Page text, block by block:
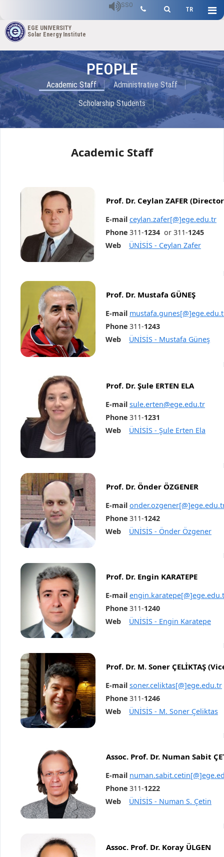
TR
SSO
EGE UNIVERSITY
Solar Energy Institute
PEOPLE
Academic Staff
Administrative Staff
Scholarship Students
Academic Staff
Prof. Dr. Ceylan ZAFER
E-mail ceylan.zafer[@]ege.edu.tr
Phone 311-1234 or 311-1245
Web ÜNİSİS - Ceylan Zafer
Prof. Dr. Mustafa GÜNEŞ
E-mail
Phone 311-1243
Web ÜNİSİS - Mustafa Güneş
Prof. Dr. Şule ERTEN ELA
E-mail sule.erten@ege.edu.tr
Phone 311-1231
Web ÜNİSİS - Şule Erten Ela
Prof. Dr. Önder ÖZGENER
E-mail
Phone 311-1242
Web ÜNİSİS - Önder Özgener
Prof. Dr. Engin KARATEPE
E-mail
Phone 311-1240
Web
ÜNİSİS - Engin Karatepe
Prof. Dr. M. Soner ÇELİKTAŞ
E-mail soner.celiktas[@]ege.edu.tr
Phone 311-1246
Web ÜNİSİS - M. Soner Çeliktas
Assoc. Prof. Dr. Numan Sabit
E-mail
Phone 311-1222
Web ÜNİSİS - Numan S. Çetin
Assoc. Prof. Dr. Koray ÜLGEN